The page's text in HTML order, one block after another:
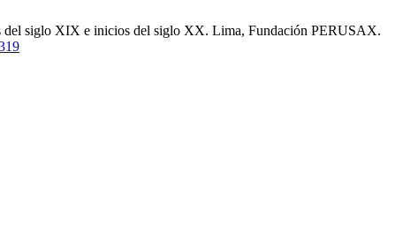
del siglo XIX e inicios del siglo XX. Lima, Fundación PERUSAX.